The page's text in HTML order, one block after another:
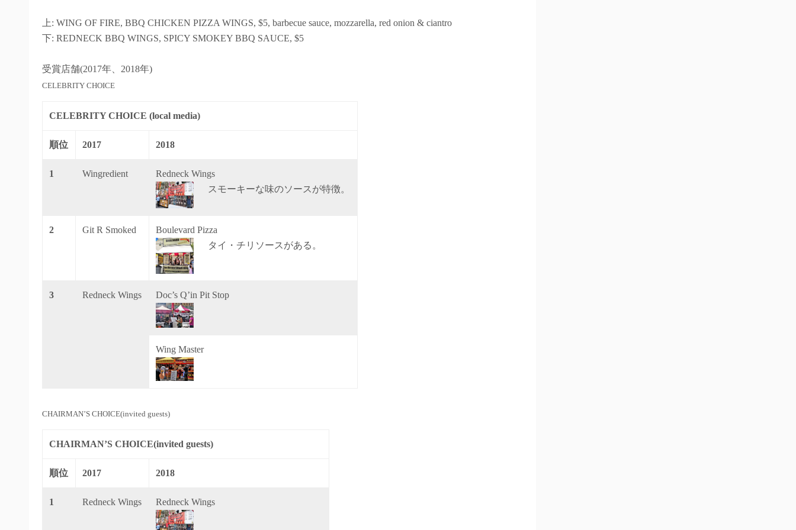
上: WING OF FIRE, BBQ CHICKEN PIZZA WINGS, $5, barbecue sauce, mozzarella, red onion & ciantro
下: REDNECK BBQ WINGS, SPICY SMOKEY BBQ SAUCE, $5
受賞店舗(2017年、2018年)
CELEBRITY CHOICE
CELEBRITY CHOICE (local media)
順位 2017 2018
1 Wingredient
Redneck Wings
スモーキーな味のソースが特徴。
2 Git R Smoked
Boulevard Pizza
タイ・チリソースがある。
3 Redneck Wings Doc’s Q’in Pit Stop
Wing Master
CHAIRMAN’S CHOICE(invited guests)
CHAIRMAN’S CHOICE(invited guests)
順位 2017 2018
1 Redneck Wings Redneck Wings